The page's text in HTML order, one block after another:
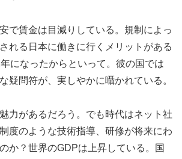
で賃金は目減りしている。規制によっ
れる日本に働きに行くメリットがある
になったからといって。彼の国では
疑問符が、実しやかに囁かれている。
力があるだろう。でも時代はネット社
度のような技術指導、研修が将来にわ
か？世界のGDPは上昇している。国